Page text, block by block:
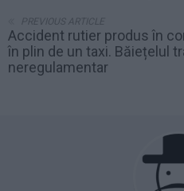
PREVIOUS ARTICLE
Accident rutier produs în
în plin de un taxi. Băiețelul
neregulamentar